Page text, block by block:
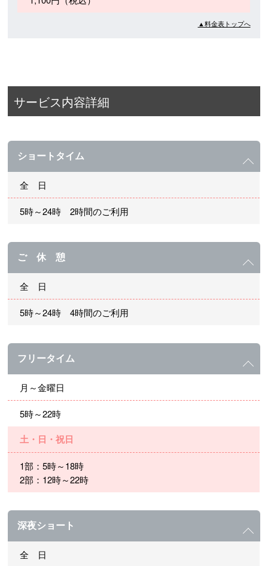
▲料金表トップへ
サービス内容詳細
ショートタイム
全 日
5時～24時 2時間のご利用
ご 休 憩
全 日
5時～24時 4時間のご利用
フリータイム
月～金曜日
5時～22時
土・日・祝日
1部：5時～18時
2部：12時～22時
深夜ショート
全 日